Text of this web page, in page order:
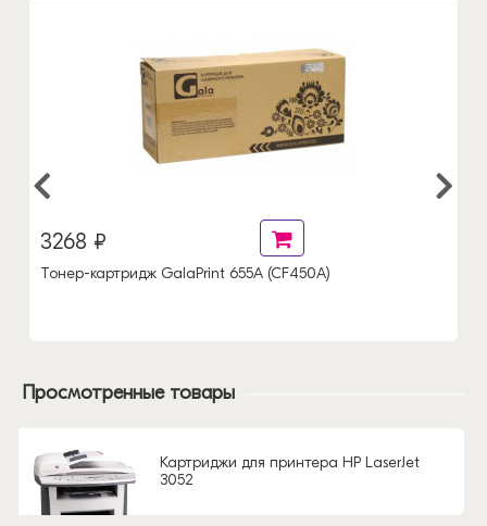
3268 ₽
Тонер-картридж GalaPrint 655A (CF450A)
Просмотренные товары
Картриджи для принтера HP LaserJet
3052